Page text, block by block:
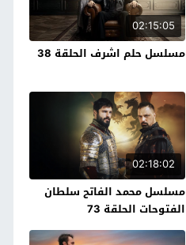
02:15:05
مسلسل حلم اشرف الحلقة 38
02:18:02
مسلسل محمد الفاتح سلطان
الفتوحات الحلقة 73